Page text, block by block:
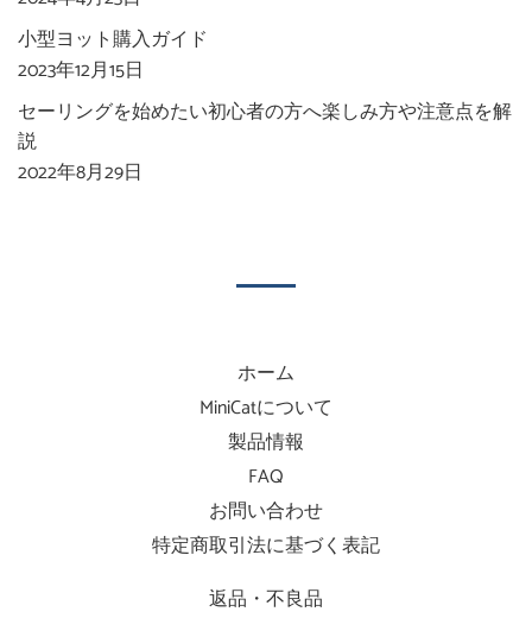
小型ヨット購入ガイド
2023年12月15日
セーリングを始めたい初心者の方へ楽しみ方や注意点を解
説
2022年8月29日
ホーム
MiniCatについて
製品情報
FAQ
お問い合わせ
特定商取引法に基づく表記
返品・不良品